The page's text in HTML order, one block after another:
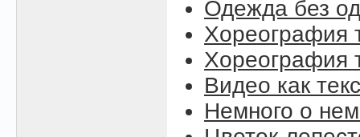
Одежда без
Хореография
Хореография
Видео как
Немного о